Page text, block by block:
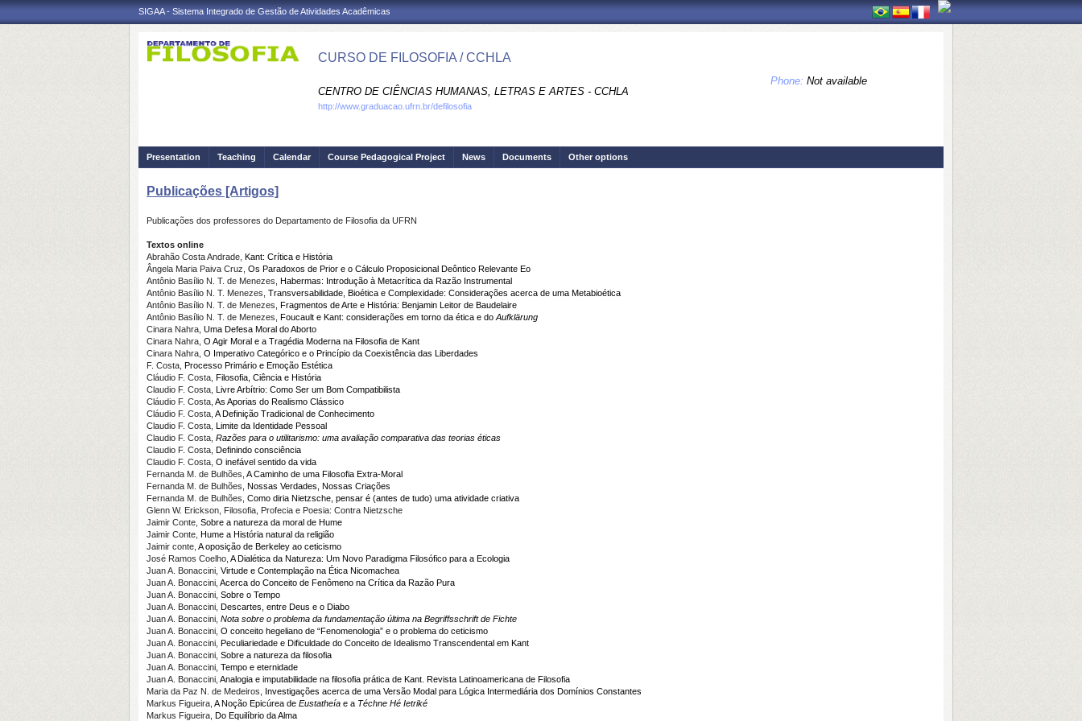
SIGAA - Sistema Integrado de Gestão de Atividades Acadêmicas
CURSO DE FILOSOFIA / CCHLA
CENTRO DE CIÊNCIAS HUMANAS, LETRAS E ARTES - CCHLA
Phone: Not available
http://www.graduacao.ufrn.br/defilosofia
Presentation Teaching Calendar Course Pedagogical Project News Documents Other options
Publicações [Artigos]
Publicações dos professores do Departamento de Filosofia da UFRN
Textos online
Abrahão Costa Andrade, Kant: Crítica e História
Ângela Maria Paiva Cruz, Os Paradoxos de Prior e o Cálculo Proposicional Deôntico Relevante Eo
Antônio Basílio N. T. de Menezes, Habermas: Introdução à Metacrítica da Razão Instrumental
Antônio Basílio N. T. Menezes, Transversabilidade, Bioética e Complexidade: Considerações acerca de uma Metabioética
Antônio Basílio N. T. de Menezes, Fragmentos de Arte e História: Benjamin Leitor de Baudelaire
Antônio Basílio N. T. de Menezes, Foucault e Kant: considerações em torno da ética e do Aufklärung
Cinara Nahra, Uma Defesa Moral do Aborto
Cinara Nahra, O Agir Moral e a Tragédia Moderna na Filosofia de Kant
Cinara Nahra, O Imperativo Categórico e o Princípio da Coexistência das Liberdades
F. Costa, Processo Primário e Emoção Estética
Cláudio F. Costa, Filosofia, Ciência e História
Claudio F. Costa, Livre Arbítrio: Como Ser um Bom Compatibilista
Cláudio F. Costa, As Aporias do Realismo Clássico
Cláudio F. Costa, A Definição Tradicional de Conhecimento
Claudio F. Costa, Limite da Identidade Pessoal
Claudio F. Costa, Razões para o utilitarismo: uma avaliação comparativa das teorias éticas
Claudio F. Costa, Definindo consciência
Claudio F. Costa, O inefável sentido da vida
Fernanda M. de Bulhões, A Caminho de uma Filosofia Extra-Moral
Fernanda M. de Bulhões, Nossas Verdades, Nossas Criações
Fernanda M. de Bulhões, Como diria Nietzsche, pensar é (antes de tudo) uma atividade criativa
Glenn W. Erickson, Filosofia, Profecia e Poesia: Contra Nietzsche
Jaimir Conte, Sobre a natureza da moral de Hume
Jaimir Conte, Hume a História natural da religião
Jaimir conte, A oposição de Berkeley ao ceticismo
José Ramos Coelho, A Dialética da Natureza: Um Novo Paradigma Filosófico para a Ecologia
Juan A. Bonaccini, Virtude e Contemplação na Ética Nicomachea
Juan A. Bonaccini, Acerca do Conceito de Fenômeno na Crítica da Razão Pura
Juan A. Bonaccini, Sobre o Tempo
Juan A. Bonaccini, Descartes, entre Deus e o Diabo
Juan A. Bonaccini, Nota sobre o problema da fundamentação última na Begriffsschrift de Fichte
Juan A. Bonaccini, O conceito hegeliano de “Fenomenologia” e o problema do ceticismo
Juan A. Bonaccini, Peculiariedade e Dificuldade do Conceito de Idealismo Transcendental em Kant
Juan A. Bonaccini, Sobre a natureza da filosofia
Juan A. Bonaccini, Tempo e eternidade
Juan A. Bonaccini, Analogia e imputabilidade na filosofia prática de Kant. Revista Latinoamericana de Filosofia
Maria da Paz N. de Medeiros, Investigações acerca de uma Versão Modal para Lógica Intermediária dos Domínios Constantes
Markus Figueira, A Noção Epicúrea de Eustatheía e a Téchne Hé Ietriké
Markus Figueira, Do Equilíbrio da Alma